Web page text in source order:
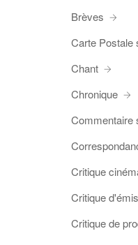
Brèves
Carte Postale
Chant
Chronique
Commentaire
Critique
Critique
Critique de